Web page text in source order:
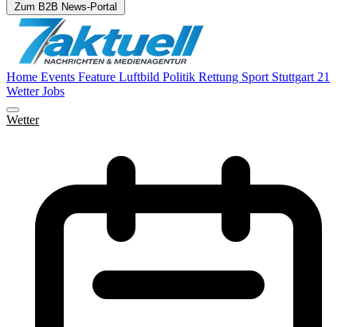
Zum B2B News-Portal
Home Events Feature Luftbild Politik Rettung Sport Stuttgart 21
WetterJobs
Wetter